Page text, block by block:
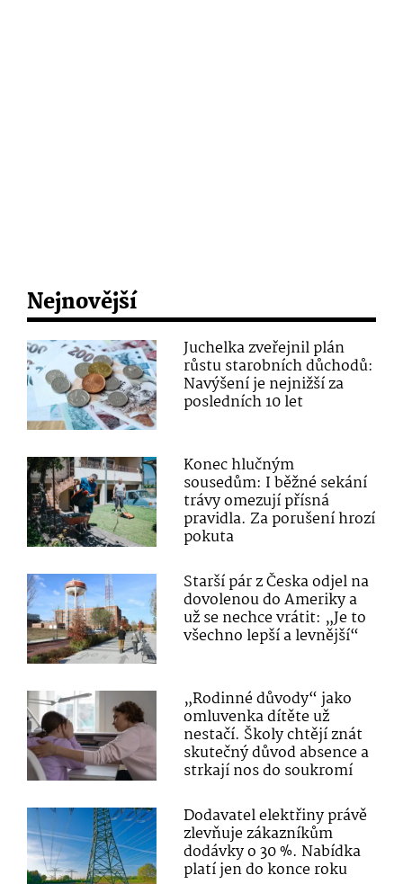
Nejnovější
Juchelka zveřejnil plán
růstu starobních důchodů:
Navýšení je nejnižší za
posledních 10 let
Konec hlučným
sousedům: I běžné sekání
trávy omezují přísná
pravidla. Za porušení hrozí
pokuta
Starší pár z Česka odjel na
dovolenou do Ameriky a
už se nechce vrátit: „Je to
všechno lepší a levnější“
„Rodinné důvody“ jako
omluvenka dítěte už
nestačí. Školy chtějí znát
skutečný důvod absence a
strkají nos do soukromí
Dodavatel elektřiny právě
zlevňuje zákazníkům
dodávky o 30 %. Nabídka
platí jen do konce roku